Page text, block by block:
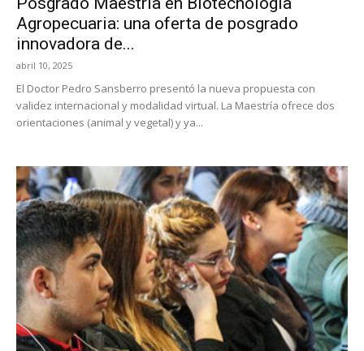
Agropecuaria: una oferta de posgrado
innovadora de...
abril 10, 2025
El Doctor Pedro Sansberro presentó la nueva propuesta con
validez internacional y modalidad virtual. La Maestría ofrece dos
orientaciones (animal y vegetal) y ya...